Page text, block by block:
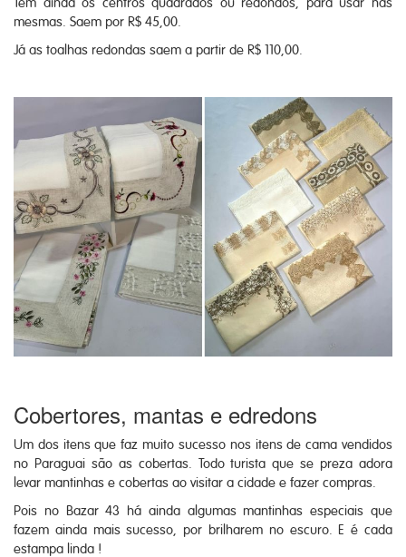
mesmas. Saem por R$ 45,00.
Já as toalhas redondas saem a partir de R$ 110,00.
Cobertores, mantas e edredons
Um dos itens que faz muito sucesso nos itens de cama vendidos
no Paraguai são as cobertas. Todo turista que se preza adora
levar mantinhas e cobertas ao visitar a cidade e fazer compras.
Pois no Bazar 43 há ainda algumas mantinhas especiais que
fazem ainda mais sucesso, por brilharem no escuro. E é cada
estampa linda !